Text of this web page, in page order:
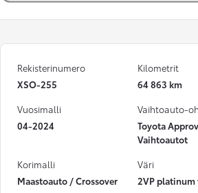
Rekisterinumero
XSO-255
Kilometrit
64 863 km
Vuosimalli
04-2024
Vaihtoauto-
Toyota
Vaihtoautot
Korimalli
Maastoauto / Crossover
Väri
2VP